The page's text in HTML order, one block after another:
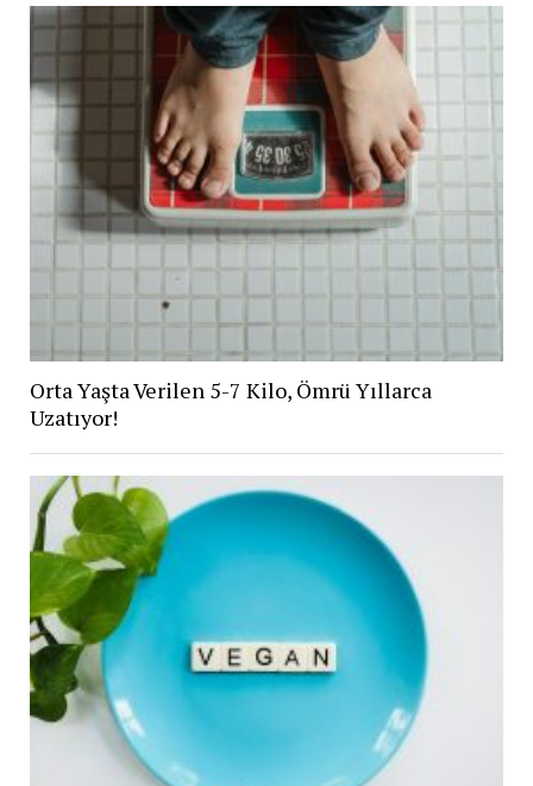
Orta Yaşta Verilen 5-7 Kilo, Ömrü Yıllarca
Uzatıyor!